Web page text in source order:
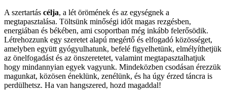
A szertartás célja, a lét örömének és az egységnek a
megtapasztalása. Töltsünk minőségi időt magas rezgésben,
energiában és békében, ami csoportban még inkább felerősödik.
Létrehozzunk egy szeretet alapú megértő és elfogadó közösséget,
amelyben együtt gyógyulhatunk, befelé figyelhetünk, elmélyíthetjük
az önelfogadást és az önszeretetet, valamint megtapasztalhatjuk
hogy mindannyian egyek vagyunk. Mindeközben csodásan érezzük
magunkat, közösen éneklünk, zenélünk, és ha úgy érzed táncra is
perdülhetsz. Ha van hangszered, hozd magaddal!